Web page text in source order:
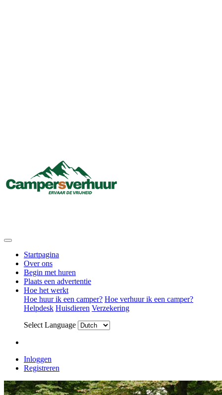
Startpagina
Over ons
Begin met huren
Plaats een advertentie
Hoe het werkt
Hoe huur ik een camper? Hoe verhuur ik een camper?
Helpdesk Huisdieren Verzekering
Select Language
Inloggen
Registreren